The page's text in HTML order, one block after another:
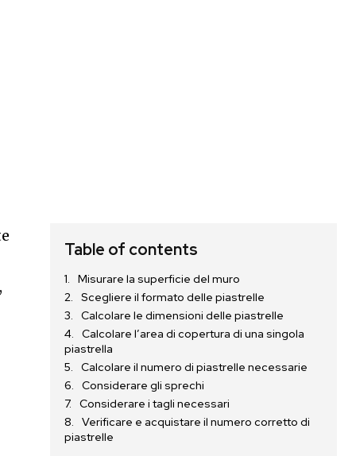
Table of contents
Misurare la superficie del muro
Scegliere il formato delle piastrelle
Calcolare le dimensioni delle piastrelle
Calcolare l’area di copertura di una singola
piastrella
Calcolare il numero di piastrelle necessarie
Considerare gli sprechi
Considerare i tagli necessari
Verificare e acquistare il numero corretto di
piastrelle